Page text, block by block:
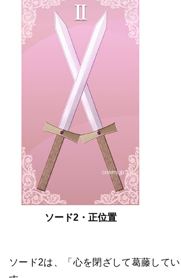
ソード2・正位置
ソード2は、「心を閉ざして葛藤して